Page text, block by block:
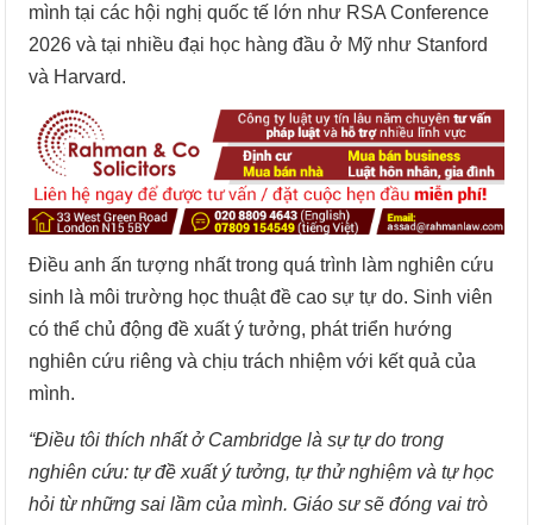
mình tại các hội nghị quốc tế lớn như RSA Conference
2026 và tại nhiều đại học hàng đầu ở Mỹ như Stanford
và Harvard.
Điều anh ấn tượng nhất trong quá trình làm nghiên cứu
sinh là môi trường học thuật đề cao sự tự do. Sinh viên
có thể chủ động đề xuất ý tưởng, phát triển hướng
nghiên cứu riêng và chịu trách nhiệm với kết quả của
mình.
“Điều tôi thích nhất ở Cambridge là sự tự do trong
nghiên cứu: tự đề xuất ý tưởng, tự thử nghiệm và tự học
hỏi từ những sai lầm của mình. Giáo sư sẽ đóng vai trò